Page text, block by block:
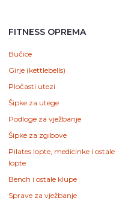
FITNESS OPREMA
Bučice
Girje (kettlebells)
Pločasti utezi
Šipke za utege
Podloge za vježbanje
Šipke za zgibove
Pilates lopte, medicinke i ostale
lopte
Bench i ostale klupe
Sprave za vježbanje